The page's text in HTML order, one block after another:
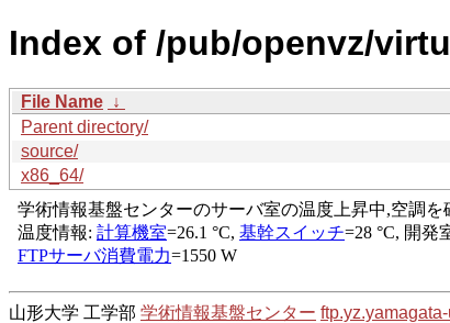
Index of /pub/openvz/
File Name ↓
Parent directory/
source/
x86_64/
山形大学 工学部 学術情報基盤センター